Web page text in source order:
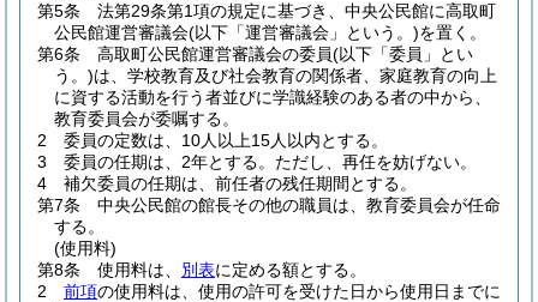
第5条
法第29条第1項の規定に基づき、中央公民館に高取町
公民館運営審議会(以下「運営審議会」という。)を置く。
第6条
高取町公民館運営審議会の委員(以下「委員」とい
う。)は、学校教育及び社会教育の関係者、家庭教育の向上
に資する活動を行う者並びに学識経験のある者の中から、
教育委員会が委嘱する。
2
委員の定数は、10人以上15人以内とする。
3
委員の任期は、2年とする。 ただし、再任を妨げない。
4
補欠委員の任期は、前任者の残任期間とする。
第7条
中央公民館の館長その他の職員は、教育委員会が任命
する。
(使用料)
第8条
使用料は、 別表に定める額とする。
2
前項の使用料は、使用の許可を受けた日から使用日までに